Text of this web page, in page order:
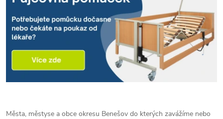
Města, městyse a obce okresu Benešov do kterých zavážíme nebo